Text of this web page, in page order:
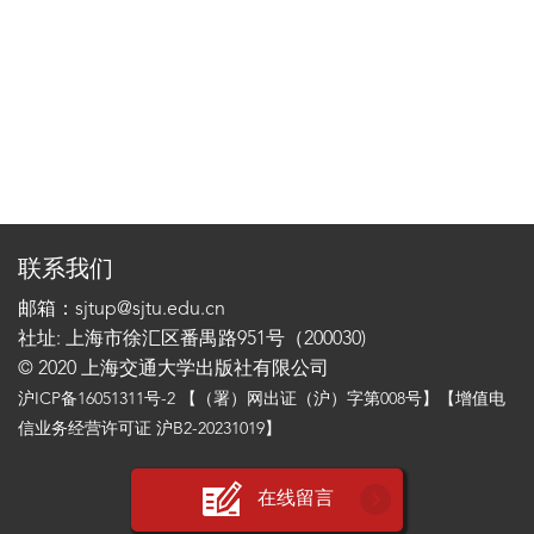
联系我们
邮箱：sjtup@sjtu.edu.cn
社址: 上海市徐汇区番禺路951号（200030)
© 2020 上海交通大学出版社有限公司
沪ICP备16051311号-2 【（署）网出证（沪）字第008号】【增值电
信业务经营许可证 沪B2-20231019】
在线留言